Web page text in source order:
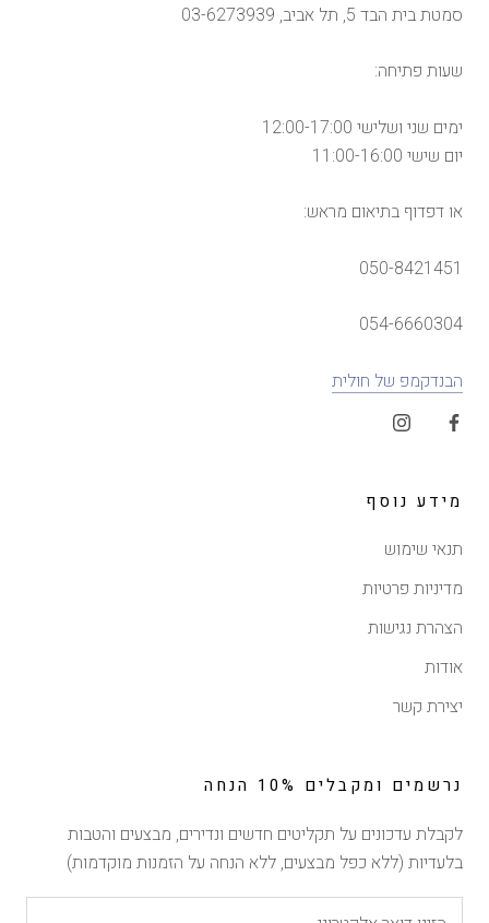
סמטת בית הבד 5, תל אביב, 03-6273939
שעות פתיחה:
ימים שני ושלישי 12:00-17:00
יום שישי 11:00-16:00
או דפדוף בתיאום מראש:
050-8421451
054-6660304
הבנדקמפ של חולית
מידע נוסף
תנאי שימוש
מדיניות פרטיות
הצהרת נגישות
אודות
יצירת קשר
נרשמים ומקבלים 10% הנחה
לקבלת עדכונים על תקליטים חדשים ונדירים, מבצעים והטבות
בלעדיות (ללא כפל מבצעים, ללא הנחה על הזמנות מוקדמות)